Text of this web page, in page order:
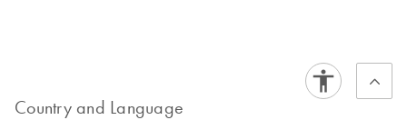
Country and Language